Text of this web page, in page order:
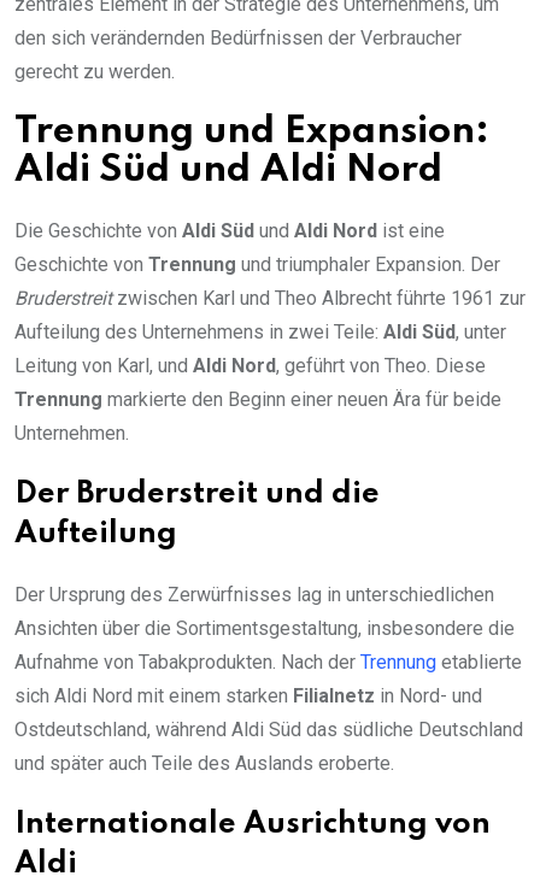
den sich verändernden Bedürfnissen der Verbraucher
gerecht zu werden.
Trennung und Expansion:
Aldi Süd und Aldi Nord
Die Geschichte von Aldi Süd und Aldi Nord ist eine
Geschichte von Trennung und triumphaler Expansion. Der
Bruderstreitzwischen Karl und Theo Albrecht führte 1961 zur
Aufteilung des Unternehmens in zwei Teile: Aldi Süd, unter
Leitung von Karl, und Aldi Nord, geführt von Theo. Diese
Trennung markierte den Beginn einer neuen Ära für beide
Unternehmen.
Der Bruderstreit und die
Aufteilung
Der Ursprung des Zerwürfnisses lag in unterschiedlichen
Ansichten über die Sortimentsgestaltung, insbesondere die
Aufnahme von Tabakprodukten. Nach der Trennung etablierte
sich Aldi Nord mit einem starken Filialnetz in Nord- und
Ostdeutschland, während Aldi Süd das südliche Deutschland
und später auch Teile des Auslands eroberte.
Internationale Ausrichtung von
Aldi